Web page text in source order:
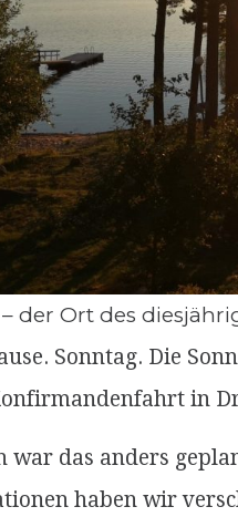
der Ort des
Sonntag. Die
in
war das anders
haben wir